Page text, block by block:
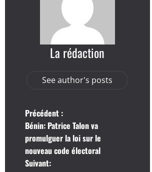
La rédaction
See author's posts
N
a
v
Précédent :
Bénin: Patrice Talon va
promulguer la loi sur le
nouveau code électoral
Suivant: